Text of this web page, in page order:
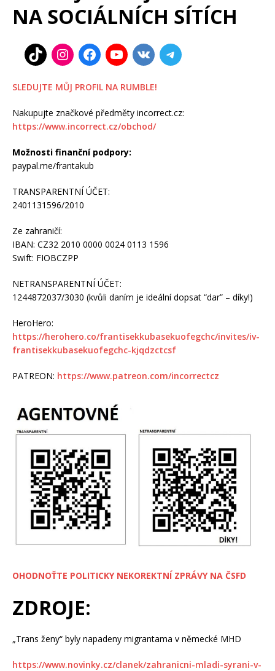
NA SOCIÁLNÍCH SÍTÍCH
SLEDUJTE MŮJ PROFIL NA RUMBLE!
Nakupujte značkové předměty incorrect.cz:
https://www.incorrect.cz/obchod/
Možnosti finanční podpory:
paypal.me/frantakub
TRANSPARENTNÍ ÚČET:
2401131596/2010
Ze zahraničí:
IBAN: CZ32 2010 0000 0024 0113 1596
Swift: FIOBCZPP
NETRANSPARENTNÍ ÚČET:
1244872037/3030 (kvůli daním je ideální dopsat “dar” – díky!)
HeroHero:
https://herohero.co/frantisekkubasekuofegchc/invites/iv-
frantisekkubasekuofegchc-kjqdzctcsf
PATREON: https://www.patreon.com/incorrectcz
OHODNOŤTE POLITICKY NEKOREKTNÍ ZPRÁVY NA ČSFD
ZDROJE:
„Trans ženy“ byly napadeny migrantama v německé MHD
https://www.novinky.cz/clanek/zahranicni-mladi-syrani-v-